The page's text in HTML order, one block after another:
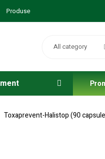
Produse
All category
Toxaprevent-Halistop (90